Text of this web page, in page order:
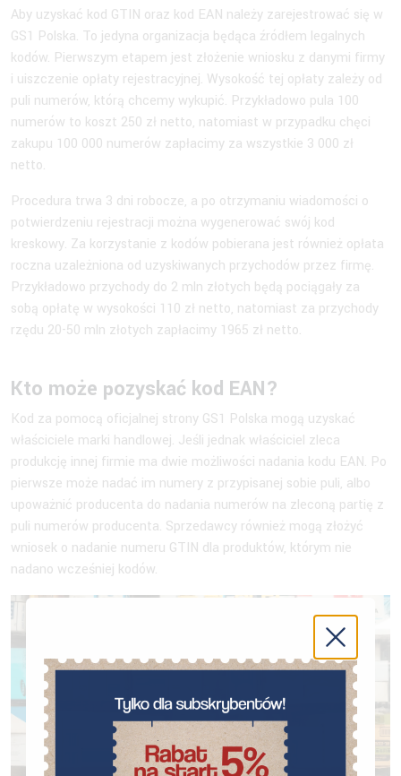
Aby uzyskać kod GTIN oraz kod EAN należy zarejestrować się w
GS1 Polska. To jedyna organizacja będąca źródłem legalnych
kodów. Pierwszym etapem jest złożenie wniosku z danymi firmy
i uiszczenie opłaty rejestracyjnej. Wysokość tej opłaty zależy od
puli numerów, którą chcemy wykupić. Przykładowo pula 100
numerów to koszt 250 zł netto, natomiast w przypadku chęci
zakupu 100 000 numerów zapłacimy za wszystkie 3 000 zł
netto.
Procedura trwa 3 dni robocze, a po otrzymaniu wiadomości o
potwierdzeniu rejestracji można wygenerować swój kod
kreskowy. Za korzystanie z kodów pobierana jest również opłata
roczna uzależniona od uzyskiwanych przychodów przez firmę.
Przykładowo przychody do 2 mln złotych będą pociągały za
sobą opłatę w wysokości 110 zł netto, natomiast za przychody
rzędu 20-50 mln złotych zapłacimy 1965 zł netto.
Kto może pozyskać kod EAN?
Kod za pomocą oficjalnej strony GS1 Polska mogą uzyskać
właściciele marki handlowej. Jeśli jednak właściciel zleca
produkcję innej firmie ma dwie możliwości nadania kodu EAN. Po
pierwsze może nadać im numery z przypisanej sobie puli, albo
upoważnić producenta do nadania numerów na zleconą partię z
puli numerów producenta. Sprzedawcy również mogą złożyć
wniosek o nadanie numeru GTIN dla produktów, którym nie
nadano wcześniej kodów.